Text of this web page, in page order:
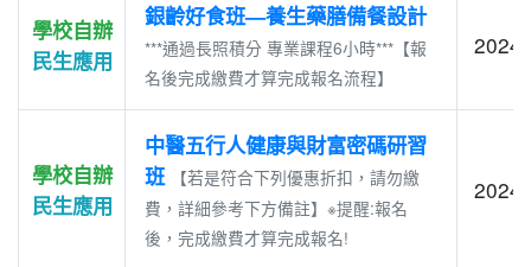
學校自辦
民生應用
銀齡好食班—養生藥膳備餐設計
***通過長照積分 專業課程6小時***【報
名後完成繳費才算完成報名流程】
學校自辦
民生應用
中醫五行人健康與財富密碼研習
班
【若是符合下列優惠折扣，請勿繳
費，詳細參考下方備註】※提醒:報名
後，完成繳費才算完成報名!